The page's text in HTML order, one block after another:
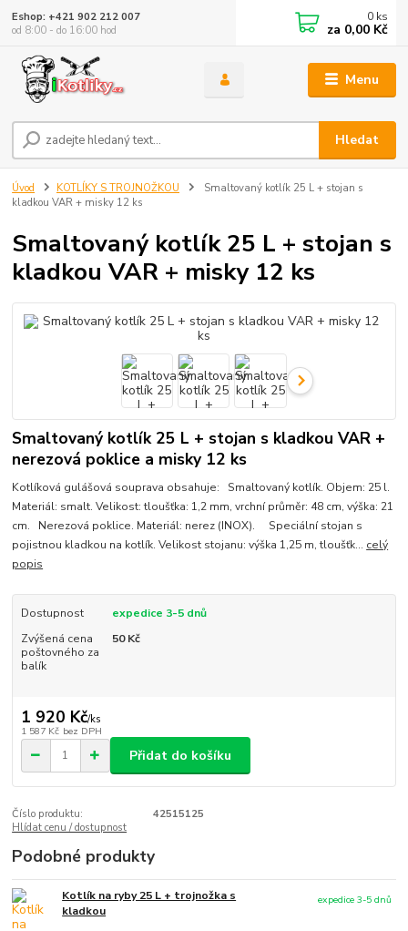
Menu
Hledat
Eshop: +421 902 212 007
od 8:00 - do 16:00 hod
0 ks
za 0,00 Kč
Úvod KOTLÍKY S TROJNOŽKOU
Smaltovaný kotlík 25 L + stojan s
kladkou VAR + misky 12 ks
Smaltovaný kotlík 25 L + stojan s
kladkou VAR + misky 12 ks
Smaltovaný kotlík 25 L + stojan s kladkou VAR +
nerezová poklice a misky 12 ks
Kotlíková gulášová souprava obsahuje: Smaltovaný kotlík. Objem: 25 l.
Materiál: smalt. Velikost: tloušťka: 1,2 mm, vrchní průměr: 48 cm, výška: 21
cm. Nerezová poklice. Materiál: nerez (INOX). Speciální stojan s
pojistnou kladkou na kotlík. Velikost stojanu: výška 1,25 m, tloušťk... celý
popis
Dostupnost
expedice 3-5 dnů
Zvýšená cena
poštovného za
balík
50 Kč
1 920 Kč/ks
1 587 Kč bez DPH
Přidat do košíku
Číslo produktu:
42515125
Hlídat cenu / dostupnost
Podobné produkty
Kotlík na ryby 25 L + trojnožka s
kladkou
expedice 3-5 dnů